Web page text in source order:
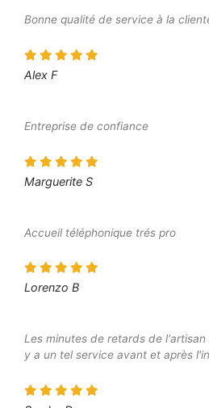
Bonne qualité de service à la
Alex F
Entreprise de confiance
Marguerite S
Accueil téléphonique trés pro
Lorenzo B
Les minutes de retards de
y a un tel service avant et après